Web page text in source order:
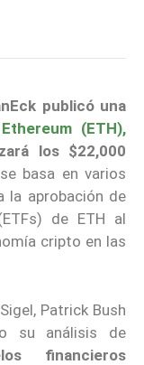
publicó una
Ethereum (ETH),
los $22,000
basa en varios
la aprobación de
de ETH al
cripto en las
Patrick Bush
su análisis de
financieros